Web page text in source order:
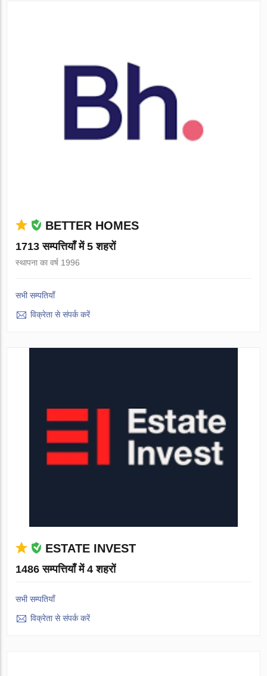
BETTER HOMES
1713 सम्पत्तियाँ में 5 शहरों
स्थापना का वर्ष 1996
सभी सम्पतियाँ
विक्रेता से संपर्क करें
ESTATE INVEST
1486 सम्पत्तियाँ में 4 शहरों
सभी सम्पतियाँ
विक्रेता से संपर्क करें